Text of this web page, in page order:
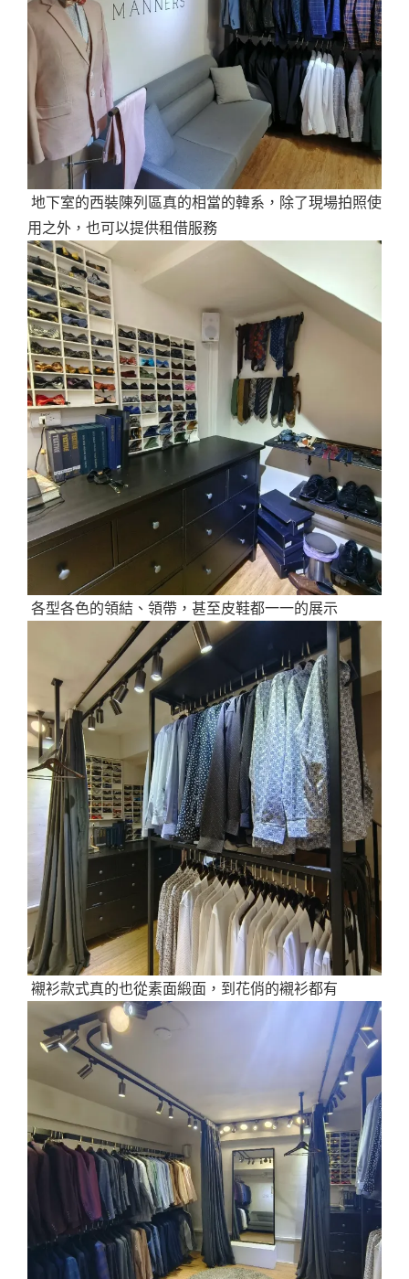
地下室的西裝陳列區真的相當的韓系，除了現場拍照使
用之外，也可以提供租借服務
各型各色的領結、領帶，甚至皮鞋都一一的展示
襯衫款式真的也從素面緞面，到花俏的襯衫都有